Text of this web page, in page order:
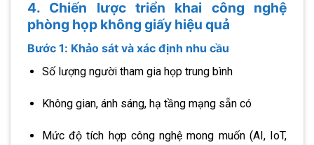
4. Chiến lược triển khai công nghệ
phòng họp không giấy hiệu quả
Bước 1: Khảo sát và xác định nhu cầu
Số lượng người tham gia họp trung bình
Không gian, ánh sáng, hạ tầng mạng sẵn có
Mức độ tích hợp công nghệ mong muốn (AI, IoT,